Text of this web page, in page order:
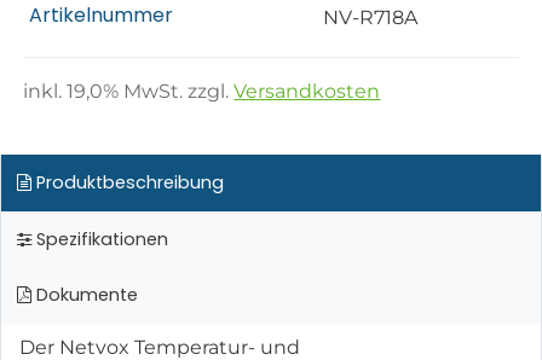
Artikelnummer NV-R718A
inkl.19,0% MwSt. zzgl.Versandkosten
Produktbeschreibung
Spezifikationen
Dokumente
Der Netvox Temperatur- und